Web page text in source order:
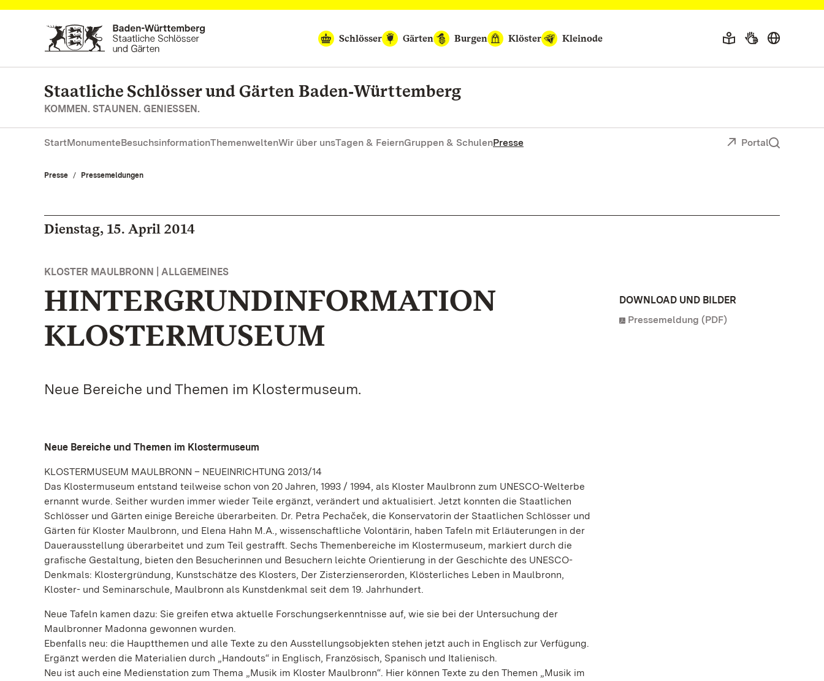
Zum Hauptinhalt springen
Schlösser
Gärten Burgen Klöster Kleinode
Staatliche Schlösser und Gärten Baden‑Württemberg
KOMMEN. STAUNEN. GENIESSEN.
StartMonumenteBesuchsinformationThemenweltenWir über unsTagen & FeiernGruppen & SchulenPresse Portal
Presse Pressemeldungen
Dienstag, 15. April 2014
KLOSTER MAULBRONN | ALLGEMEINES
HINTERGRUNDINFORMATION
KLOSTERMUSEUM
Neue Bereiche und Themen im Klostermuseum.
Neue Bereiche und Themen im Klostermuseum
KLOSTERMUSEUM MAULBRONN – NEUEINRICHTUNG 2013/14
Das Klostermuseum entstand teilweise schon von 20 Jahren, 1993 / 1994, als Kloster Maulbronn zum UNESCO-Welterbe
ernannt wurde. Seither wurden immer wieder Teile ergänzt, verändert und aktualisiert. Jetzt konnten die Staatlichen
Schlösser und Gärten einige Bereiche überarbeiten. Dr. Petra Pechaček, die Konservatorin der Staatlichen Schlösser und
Gärten für Kloster Maulbronn, und Elena Hahn M.A., wissenschaftliche Volontärin, haben Tafeln mit Erläuterungen in der
Dauerausstellung überarbeitet und zum Teil gestrafft. Sechs Themenbereiche im Klostermuseum, markiert durch die
grafische Gestaltung, bieten den Besucherinnen und Besuchern leichte Orientierung in der Geschichte des UNESCO-
Denkmals: Klostergründung, Kunstschätze des Klosters, Der Zisterzienserorden, Klösterliches Leben in Maulbronn,
Kloster- und Seminarschule, Maulbronn als Kunstdenkmal seit dem 19. Jahrhundert.
Neue Tafeln kamen dazu: Sie greifen etwa aktuelle Forschungserkenntnisse auf, wie sie bei der Untersuchung der
Maulbronner Madonna gewonnen wurden.
Ebenfalls neu: die Hauptthemen und alle Texte zu den Ausstellungsobjekten stehen jetzt auch in Englisch zur Verfügung.
Ergänzt werden die Materialien durch „Handouts“ in Englisch, Französisch, Spanisch und Italienisch.
Neu ist auch eine Medienstation zum Thema „Musik im Kloster Maulbronn“. Hier können Texte zu den Themen „Musik im
DOWNLOAD UND BILDER
Pressemeldung (PDF)